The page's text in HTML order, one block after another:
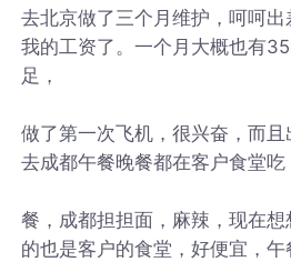
去北京做了三个月维护，呵呵
我的工资了。一个月大概也有
足，
做了第一次飞机，很兴奋，而且
去成都午餐晚餐都在客户食堂
餐，成都担担面，麻辣，现在
的也是客户的食堂，好便宜，